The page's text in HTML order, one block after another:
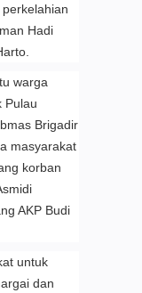
Hadi
warga
Pulau
Brigadir
masyarakat
korban
AKP Budi
untuk
dan